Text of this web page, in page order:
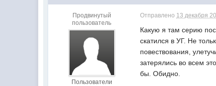
Продвинутый
пользователь
Пользователи
Отправлено 13 декабря
Какую я там серию
скатился в УГ. Не
повествования,
затерялись во всем
бы. Обидно.